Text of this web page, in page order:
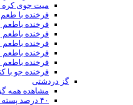
میت جوی کره
فرخنده با
فرخنده باطعم
فرخنده باطعم
فرخنده باطعم
فرخنده باطعم
فرخنده باطعم
فرخنده جو با
گز دردشتی
مشاهده همه
۴۰ درصد پسته آردی